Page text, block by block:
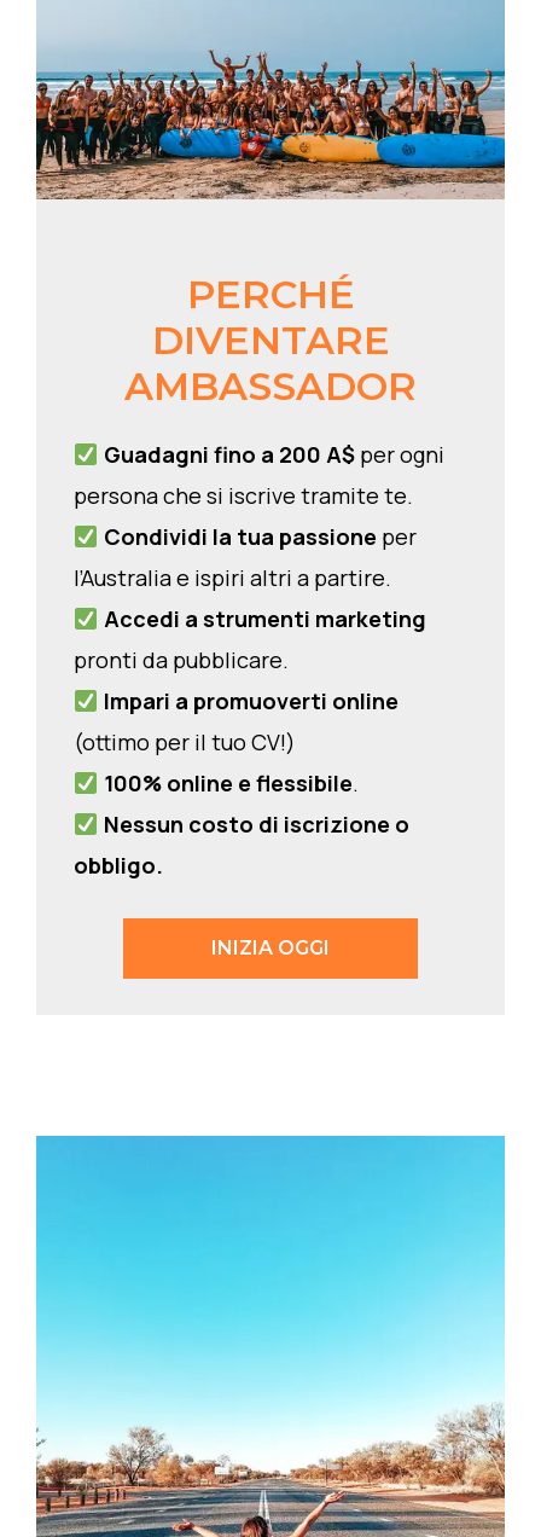
PERCHÉ
DIVENTARE
AMBASSADOR
Guadagni fino a 200 A$per ogni
persona che si iscrive tramite te.
Condividi la tua passione per
l’Australia e ispiri altri a partire.
Accedi a strumenti marketing
pronti da pubblicare.
Impari a promuoverti online
(ottimo per il tuo CV!)
100% online e flessibile.
Nessun costo di iscrizione o
obbligo.
INIZIA OGGI